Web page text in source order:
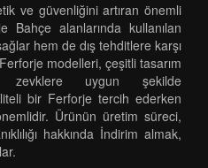
ve güvenliğini artıran önemli
Bahçe alanlarında kullanılan
hem de dış tehditlere karşı
modelleri, çeşitli tasarım
uygun şekilde
bir Ferforje tercih ederken
Ürünün üretim süreci,
hakkında İndirim almak,